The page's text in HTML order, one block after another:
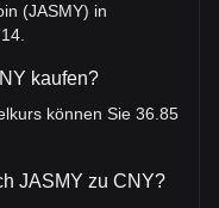
(JASMY) in
kaufen?
können Sie 36.85
JASMY zu CNY?